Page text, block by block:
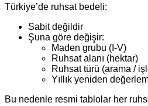
Türkiye’de ruhsat bedeli:
Sabit değildir
Şuna göre değişir:
Maden grubu (I-V)
Ruhsat alanı (hektar)
Ruhsat türü (arama /
Yıllık yeniden
Bu nedenle resmi tablolar her